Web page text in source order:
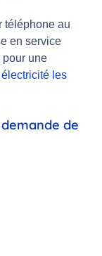
téléphone au
en service
pour une
les
de